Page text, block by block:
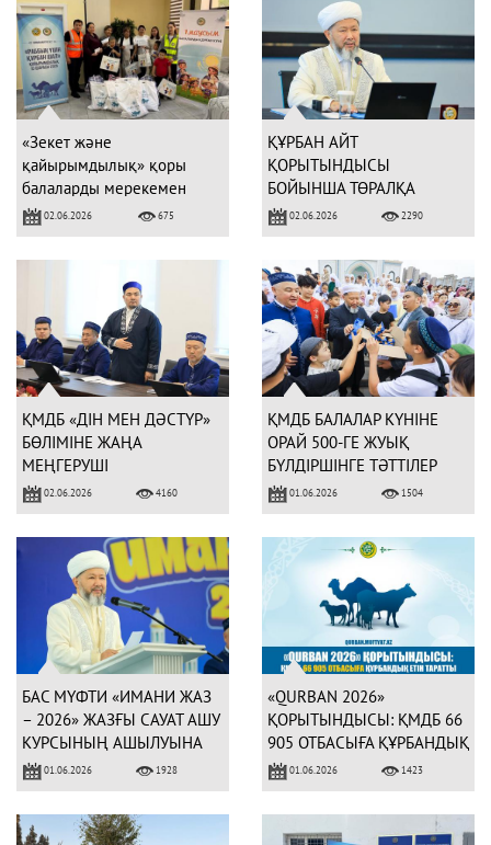
«Зекет және
қайырымдылық» қоры
балаларды мерекемен
құттықтады
02.06.2026 675
ҚҰРБАН АЙТ
ҚОРЫТЫНДЫСЫ
БОЙЫНША ТӨРАЛҚА
МӘЖІЛІСІ ӨТТІ
02.06.2026 2290
ҚМДБ «ДІН МЕН ДӘСТҮР»
БӨЛІМІНЕ ЖАҢА
МЕҢГЕРУШІ
ТАҒАЙЫНДАЛДЫ
02.06.2026 4160
ҚМДБ БАЛАЛАР КҮНІНЕ
ОРАЙ 500-ГЕ ЖУЫҚ
БҮЛДІРШІНГЕ ТӘТТІЛЕР
ТАРАТТЫ
01.06.2026 1504
БАС МҮФТИ «ИМАНИ ЖАЗ
– 2026» ЖАЗҒЫ САУАТ АШУ
КУРСЫНЫҢ АШЫЛУЫНА
ҚАТЫСТЫ
01.06.2026 1928
«QURBAN 2026»
ҚОРЫТЫНДЫСЫ: ҚМДБ 66
905 ОТБАСЫҒА ҚҰРБАНДЫҚ
ЕТІН ТАРАТТЫ
01.06.2026 1423